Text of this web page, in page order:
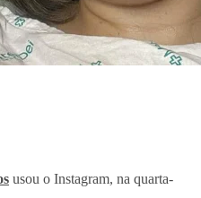
usou o Instagram, na quarta-